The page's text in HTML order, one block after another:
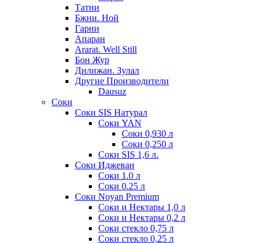
Татни
Бжни. Ной
Гарни
Апаран
Ararat. Well Still
Бон Жур
Дилижан. Зулал
Другие Производители
Dausuz
Соки
Соки SIS Натурал
Соки YAN
Соки 0,930 л
Соки 0,250 л
Соки SIS 1,6 л.
Соки Иджеван
Соки 1.0 л
Соки 0.25 л
Соки Noyan Premium
Соки и Нектары 1,0 л
Соки и Нектары 0,2 л
Соки стекло 0,75 л
Соки стекло 0,25 л